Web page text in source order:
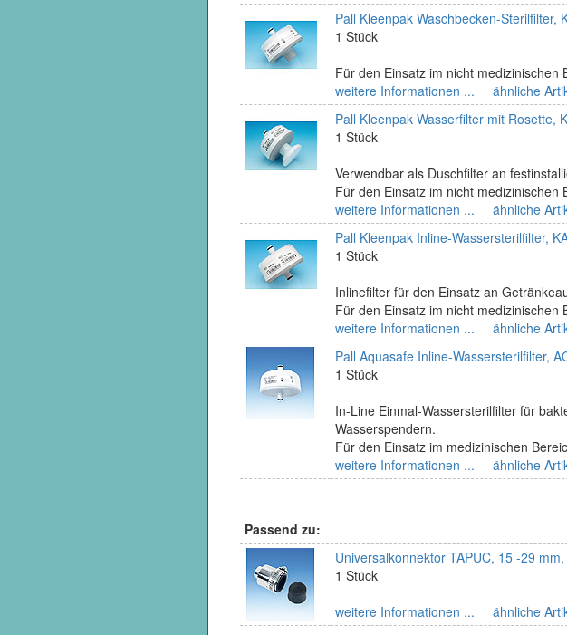
Pall Kleenpak Waschbecken-
1 Stück
Für den Einsatz im nicht medizinischen
weitere Informationen ...
ähnliche
Pall Kleenpak Wasserfilter mit Rosette,
1 Stück
Verwendbar als Duschfilter an
Für den Einsatz im nicht medizinischen
weitere Informationen ...
ähnliche
Pall Kleenpak Inline-Wassersterilfilter,
1 Stück
Inlinefilter für den Einsatz an
Für den Einsatz im nicht medizinischen
weitere Informationen ...
ähnliche
Pall Aquasafe Inline-Wassersterilfilter,
1 Stück
In-Line Einmal-Wassersterilfilter für
Wasserspendern.
Für den Einsatz im medizinischen
weitere Informationen ...
ähnliche
Passend zu:
Universalkonnektor TAPUC, 15 -29
1 Stück
weitere Informationen ...
ähnliche